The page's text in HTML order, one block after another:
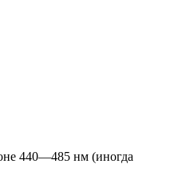
440—485 нм (иногда